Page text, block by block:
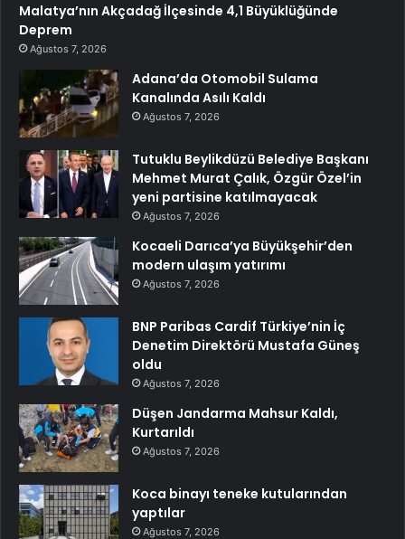
Malatya’nın Akçadağ İlçesinde 4,1 Büyüklüğünde
Deprem
Ağustos 7, 2026
Adana’da Otomobil Sulama
Kanalında Asılı Kaldı
Ağustos 7, 2026
Tutuklu Beylikdüzü Belediye Başkanı
Mehmet Murat Çalık, Özgür Özel’in
yeni partisine katılmayacak
Ağustos 7, 2026
Kocaeli Darıca’ya Büyükşehir’den
modern ulaşım yatırımı
Ağustos 7, 2026
BNP Paribas Cardif Türkiye’nin İç
Denetim Direktörü Mustafa Güneş
oldu
Ağustos 7, 2026
Düşen Jandarma Mahsur Kaldı,
Kurtarıldı
Ağustos 7, 2026
Koca binayı teneke kutularından
yaptılar
Ağustos 7, 2026